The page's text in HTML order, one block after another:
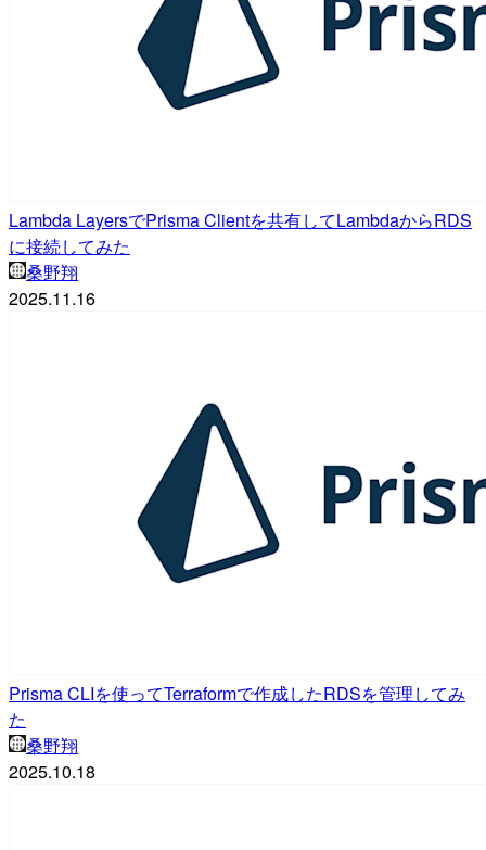
Lambda LayersでPrisma Clientを共有してLambdaからRDS
に接続してみた
桑野翔
2025.11.16
Prisma CLIを使ってTerraformで作成したRDSを管理してみ
た
桑野翔
2025.10.18